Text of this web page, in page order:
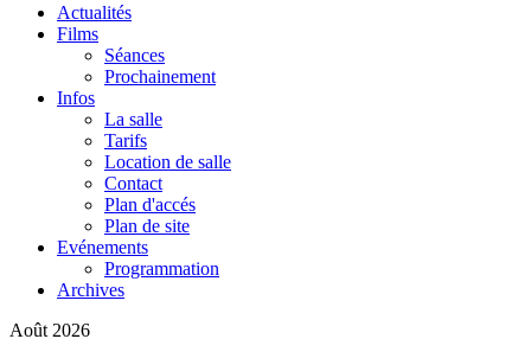
Actualités
Films
Séances
Prochainement
Infos
La salle
Tarifs
Location de salle
Contact
Plan d'accés
Plan de site
Evénements
Programmation
Archives
Août 2026